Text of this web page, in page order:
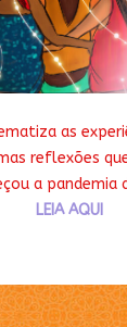
as
reflexões
a pandemia
LEIA AQUI